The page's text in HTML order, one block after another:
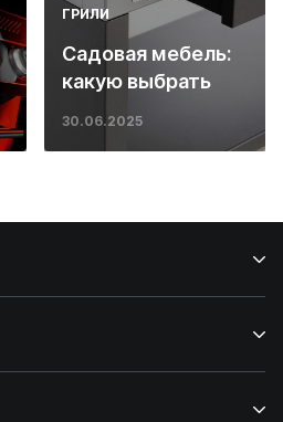
ГРИЛИ
Садовая мебель:
какую выбрать
30.06.2025